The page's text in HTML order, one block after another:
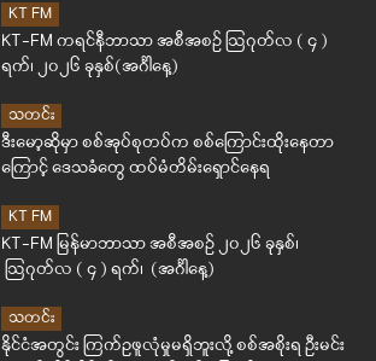
KT FM
KT-FM ကရင်နီဘာသာ အစီအစဉ် ဩဂုတ်လ ( ၄ )
ရက်၊ ၂၀၂၆ ခုနှစ်(အင်္ဂါနေ့)
သတင်း
ဒီးမော့ဆိုမှာ စစ်အုပ်စုတပ်က စစ်ကြောင်းထိုးနေတာ
ကြောင့် ဒေသခံတွေ ထပ်မံတိမ်းရှောင်နေရ
KT FM
KT-FM မြန်မာဘာသာ အစီအစဉ် ၂၀၂၆ ခုနှစ်၊
ဩဂုတ်လ ( ၄ ) ရက်၊ (အင်္ဂါနေ့)
သတင်း
နိုင်ငံအတွင်း ကြက်ဥဖူလုံမှုမရှိဘူးလို့ စစ်အစိုးရ ဦးမင်း